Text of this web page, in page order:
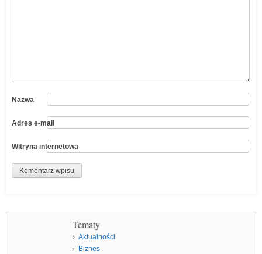
Nazwa
Adres e-mail
Witryna internetowa
Tematy
Aktualności
Biznes